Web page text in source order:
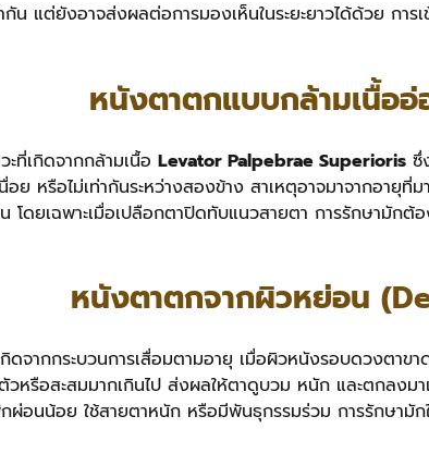
น แต่ยังอาจส่งผลต่อการมองเห็นในระยะยาวได้ด้วย ก
หนังตาตกแบบกล้ามเนื้อ
ะที่เกิดจากกล้ามเนื้อ Levator Palpebrae Superioris ซึ่
หรือไม่เท่ากันระหว่างสองข้าง สาเหตุอาจมาจากอายุที่
ดยเฉพาะเมื่อเปลือกตาปิดทับแนวสายตา การรักษามัก
หนังตาตกจากผิวหย่อน
ดจากกระบวนการเสื่อมตามอายุ เมื่อผิวหนังรอบดวงตา
หรือสะสมมากเกินไป ส่งผลให้ตาดูบวม หนัก และตกลงม
อนน้อย ใช้สายตาหนัก หรือมีพันธุกรรมร่วม การรักษามั